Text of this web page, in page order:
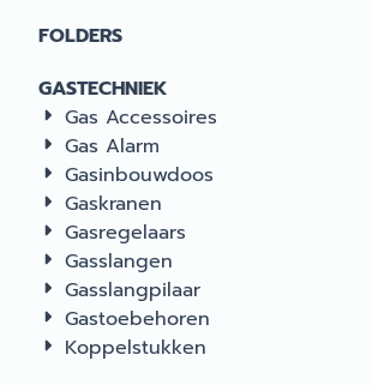
FOLDERS
GASTECHNIEK
Gas Accessoires
Gas Alarm
Gasinbouwdoos
Gaskranen
Gasregelaars
Gasslangen
Gasslangpilaar
Gastoebehoren
Koppelstukken